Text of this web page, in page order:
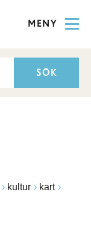
MENY
kultur
kart